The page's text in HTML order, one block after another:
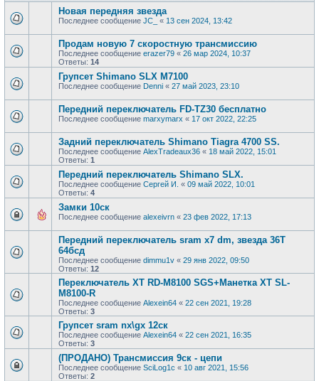
Новая передняя звезда
Последнее сообщение JC_ « 13 сен 2024, 13:42
Продам новую 7 скоростную трансмиссию
Последнее сообщение erazer79 « 26 мар 2024, 10:37
Ответы: 14
Групсет Shimano SLX M7100
Последнее сообщение Denni « 27 май 2023, 23:10
Передний переключатель FD-TZ30 бесплатно
Последнее сообщение marxymarx « 17 окт 2022, 22:25
Задний переключатель Shimano Tiagra 4700 SS.
Последнее сообщение AlexTradeaux36 « 18 май 2022, 15:01
Ответы: 1
Передний переключатель Shimano SLX.
Последнее сообщение Сергей И. « 09 май 2022, 10:01
Ответы: 4
Замки 10ск
Последнее сообщение alexeivrn « 23 фев 2022, 17:13
Передний переключатель sram x7 dm, звезда 36Т
64бсд
Последнее сообщение dimmu1v « 29 янв 2022, 09:50
Ответы: 12
Переключатель XT RD-M8100 SGS+Манетка XT SL-
M8100-R
Последнее сообщение Alexein64 « 22 сен 2021, 19:28
Ответы: 3
Групсет sram nx\gx 12ск
Последнее сообщение Alexein64 « 22 сен 2021, 16:35
Ответы: 3
(ПРОДАНО) Трансмиссия 9ск - цепи
Последнее сообщение SciLog1c « 10 авг 2021, 15:56
Ответы: 2